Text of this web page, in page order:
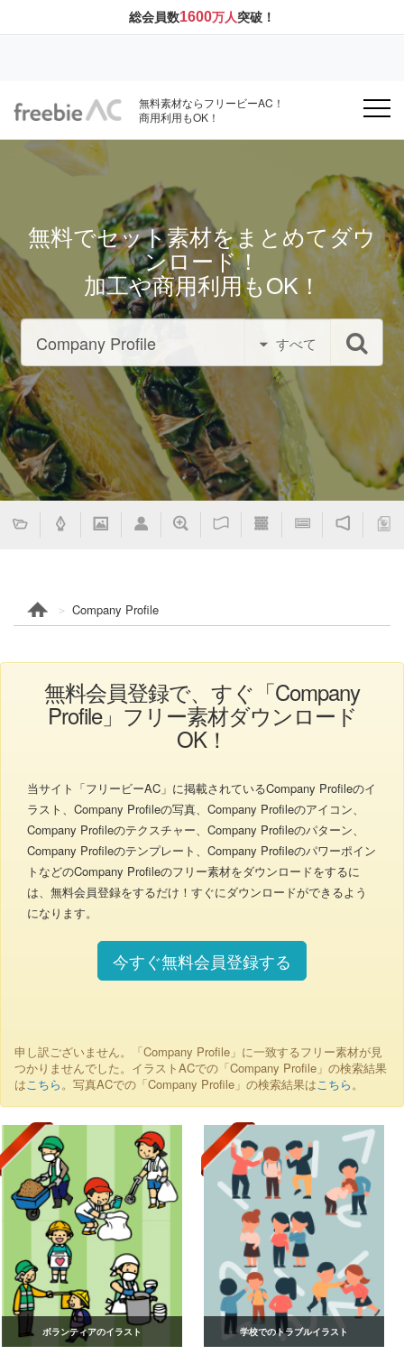
総会員数1600万人突破！
無料素材ならフリービーAC！
商用利用もOK！
無料でセット素材をまとめてダウ
ンロード！
加工や商用利用もOK！
すべて
Company Profile
無料会員登録で、すぐ「Company
Profile」フリー素材ダウンロード
OK！
当サイト「フリービーAC」に掲載されているCompany Profileのイ
ラスト、Company Profileの写真、Company Profileのアイコン、
Company Profileのテクスチャー、Company Profileのパターン、
Company Profileのテンプレート、Company Profileのパワーポイン
トなどのCompany Profileのフリー素材をダウンロードをするに
は、無料会員登録をするだけ！すぐにダウンロードができるよう
になります。
今すぐ無料会員登録する
申し訳ございません。「Company Profile」に一致するフリー素材が見
つかりませんでした。イラストACでの「Company Profile」の検索結果
はこちら。写真ACでの「Company Profile」の検索結果はこちら。
ボランティアのイラスト 学校でのトラブルイラスト